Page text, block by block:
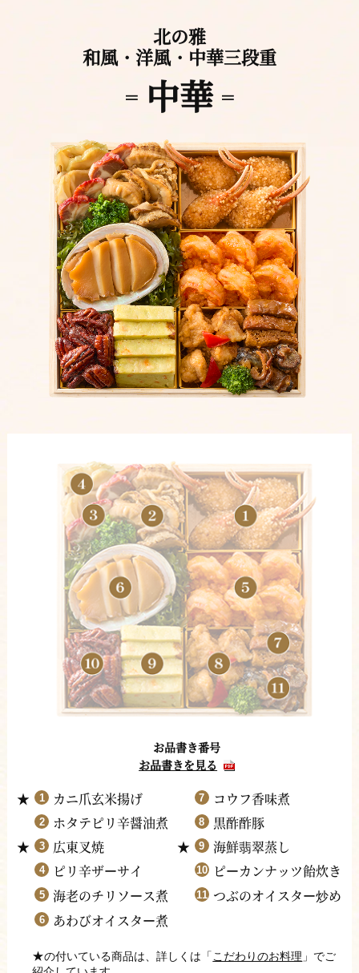
北の雅
和風・洋風・中華三段重
中華
お品書き番号
お品書きを見る
カニ爪玄米揚げ
ホタテピリ辛醤油煮
広東叉焼
ピリ辛ザーサイ
海老のチリソース煮
あわびオイスター煮
コウフ香味煮
黒酢酢豚
海鮮翡翠蒸し
ピーカンナッツ飴炊き
つぶのオイスター炒め
★の付いている商品は、詳しくは「こだわりのお料理 」でご